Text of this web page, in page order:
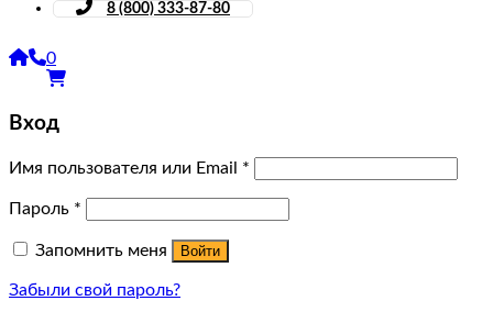
8 (800) 333-87-80
0
Вход
Имя пользователя или Email *
Пароль *
Запомнить меня Войти
Забыли свой пароль?